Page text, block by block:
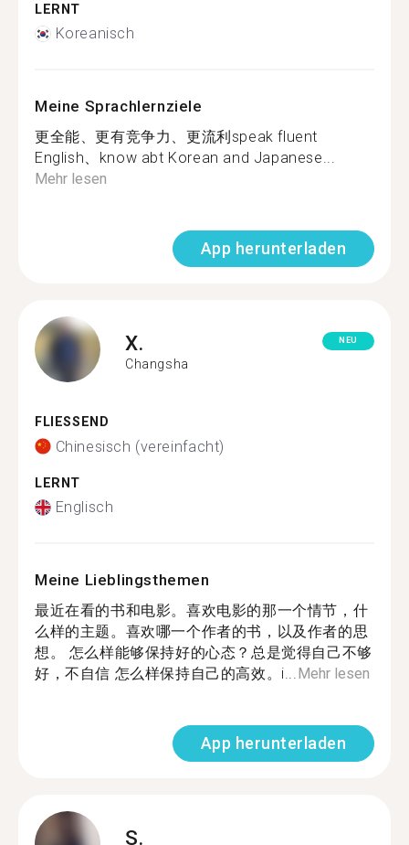
LERNT
Koreanisch
Meine Sprachlernziele
更全能、更有竞争力、更流利speak fluent
English、know abt Korean and Japanese...
Mehr lesen
App herunterladen
X.
Changsha
NEU
FLIESSEND
Chinesisch (vereinfacht)
LERNT
Englisch
Meine Lieblingsthemen
最近在看的书和电影。喜欢电影的那一个情节，什
么样的主题。喜欢哪一个作者的书，以及作者的思
想。 怎么样能够保持好的心态？总是觉得自己不够
好，不自信 怎么样保持自己的高效。i...Mehr lesen
App herunterladen
S.